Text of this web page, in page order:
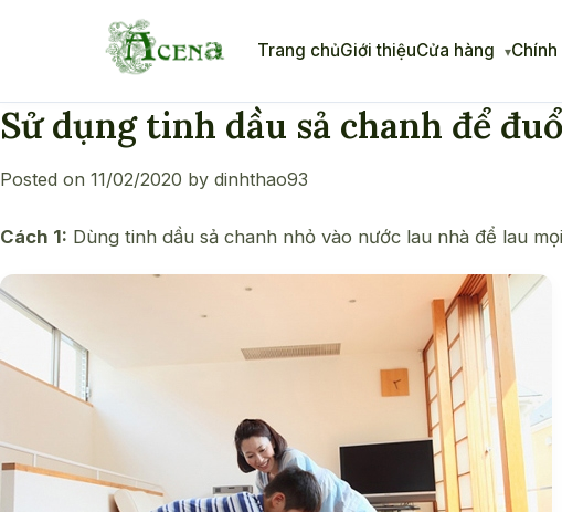
Trang chủGiới thiệuCửa hàng
Sử dụng tinh dầu sả chanh để
Posted on 11/02/2020 by dinhthao93
Cách 1: Dùng tinh dầu sả chanh nhỏ vào nước lau nhà để lau